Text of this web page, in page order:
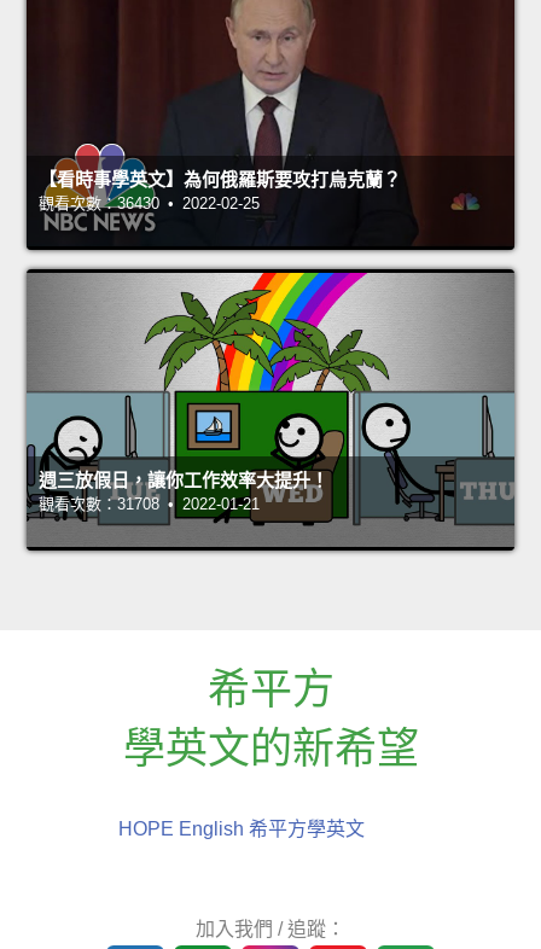
【看時事學英文】為何俄羅斯要攻打烏克蘭？
觀看次數：36430 • 2022-02-25
週三放假日，讓你工作效率大提升！
觀看次數：31708 • 2022-01-21
希平方
學英文的新希望
HOPE English 希平方學英文
加入我們 / 追蹤：